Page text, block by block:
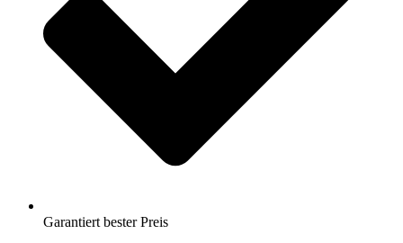
Garantiert bester Preis